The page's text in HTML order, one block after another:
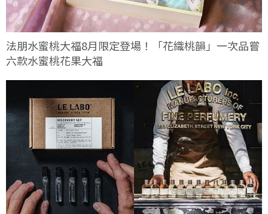
法朋水蜜桃大福8月限定登場！「花織桃韻」一次品嘗
六款水蜜桃花果大福